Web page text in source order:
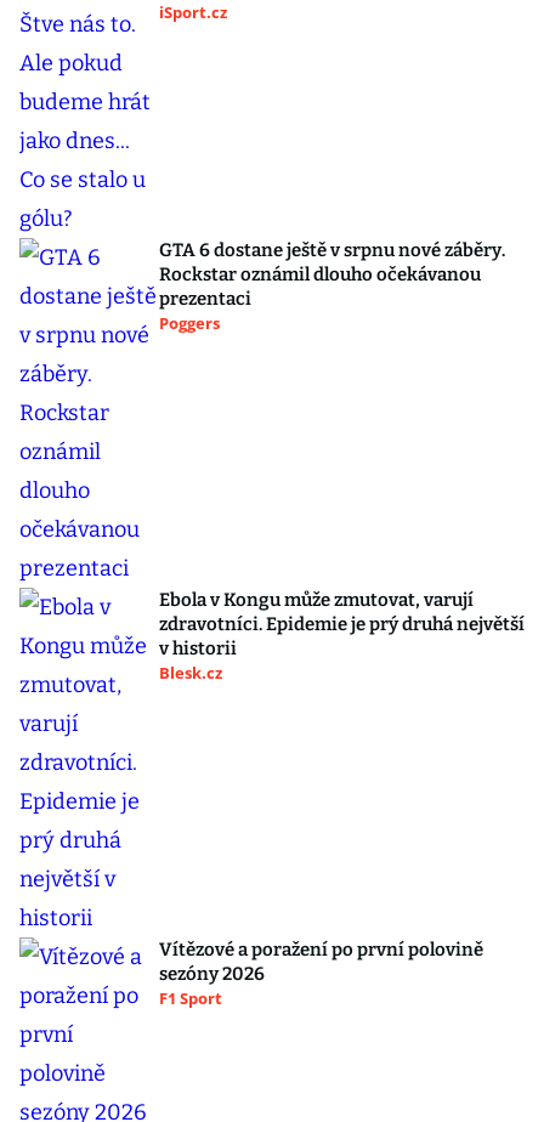
iSport.cz
GTA 6 dostane ještě v srpnu nové záběry.
Rockstar oznámil dlouho očekávanou
prezentaci
Poggers
Ebola v Kongu může zmutovat, varují
zdravotníci. Epidemie je prý druhá největší
v historii
Blesk.cz
Vítězové a poražení po první polovině
sezóny 2026
F1 Sport